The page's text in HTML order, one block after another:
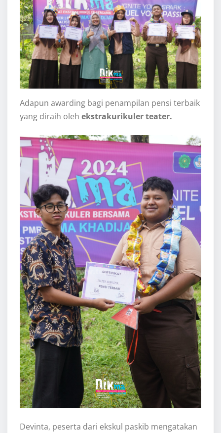
Adapun awarding bagi penampilan pensi terbaik
yang diraih oleh ekstrakurikuler teater.
Devinta, peserta dari ekskul paskib mengatakan